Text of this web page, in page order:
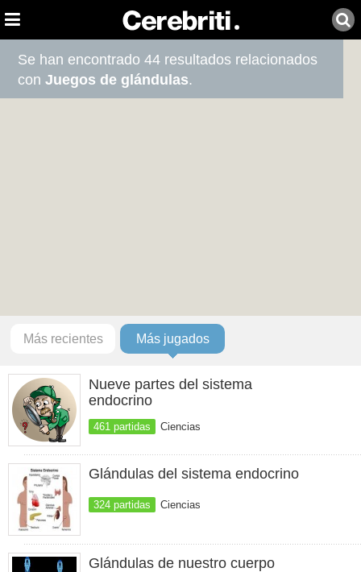
Se han encontrado 44 resultados relacionados
conJuegos de glándulas.
Más recientes Más jugados
Nueve partes del sistema
endocrino
461 partidas Ciencias
Glándulas del sistema endocrino
324 partidas Ciencias
Glándulas de nuestro cuerpo